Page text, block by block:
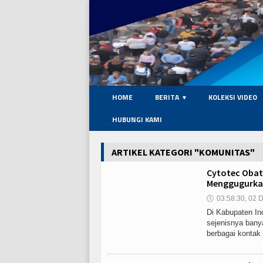
HOME BERITA
KOLEKSI VIDEO
HUBUNGI KAMI
ARTIKEL KATEGORI "KOMUNITAS"
Cytotec
🕔 03:58:30, 02
Di Kabupaten
sejenisnya
berbagai